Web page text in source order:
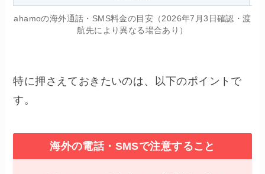
ahamoの海外通話・SMS料金の目安（2026年7月3日確認・渡
航先により異なる場合あり）
特に押さえておきたいのは、以下のポイントで
す。
海外の電話・SMSで注意すること